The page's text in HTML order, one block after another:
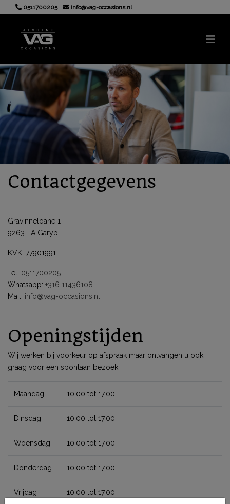
0511700205 info@vag-occasions.nl
Contactgegevens
Gravinneloane 1
9263 TA Garyp
KVK: 77901991
Tel: 0511700205
Whatsapp: +316 11436108
Mail: info@vag-occasions.nl
Openingstijden
Wij werken bij voorkeur op afspraak maar ontvangen u ook
graag voor een spontaan bezoek.
Maandag 10.00 tot 17.00
Dinsdag 10.00 tot 17.00
Woensdag 10.00 tot 17.00
Donderdag 10.00 tot 17.00
Vrijdag 10.00 tot 17.00